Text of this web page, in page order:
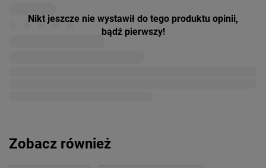
Nikt jeszcze nie wystawił do tego produktu opinii,
bądź pierwszy!
Zobacz również